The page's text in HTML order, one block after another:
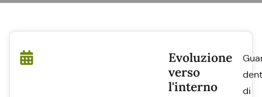
Evoluzione
verso
l'interno
di